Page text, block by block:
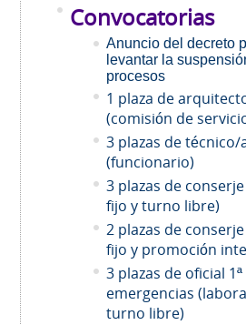
Convocatorias
Anuncio del decreto
levantar la
procesos
1 plaza de
(comisión de
3 plazas de técnico/
(funcionario)
3 plazas de
fijo y turno libre)
2 plazas de
fijo y promoción
3 plazas de oficial
emergencias
turno libre)